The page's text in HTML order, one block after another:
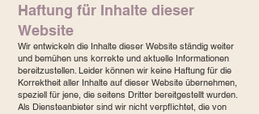
Haftung für Inhalte dieser
Website
Wir entwickeln die Inhalte dieser Website ständig weiter
und bemühen uns korrekte und aktuelle Informationen
bereitzustellen. Leider können wir keine Haftung für die
Korrektheit aller Inhalte auf dieser Website übernehmen,
speziell für jene, die seitens Dritter bereitgestellt wurden.
Als Diensteanbieter sind wir nicht verpflichtet, die von